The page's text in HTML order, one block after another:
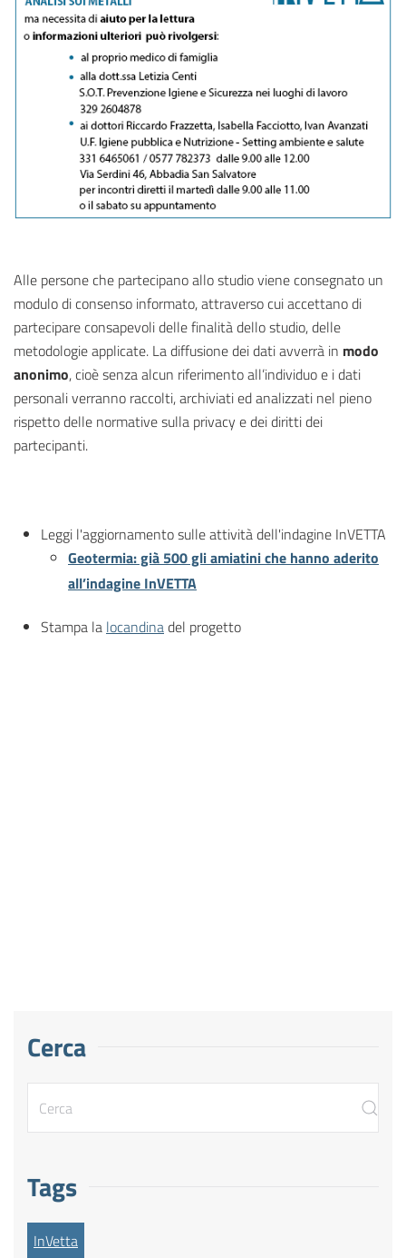
Alle persone che partecipano allo studio viene consegnato un
modulo di consenso informato, attraverso cui accettano di
partecipare consapevoli delle finalità dello studio, delle
metodologie applicate. La diffusione dei dati avverrà in modo
anonimo, cioè senza alcun riferimento all’individuo e i dati
personali verranno raccolti, archiviati ed analizzati nel pieno
rispetto delle normative sulla privacy e dei diritti dei
partecipanti.
Leggi l'aggiornamento sulle attività dell'indagine InVETTA
Geotermia: già 500 gli amiatini che hanno aderito
all’indagine InVETTA
Stampa la locandinadel progetto
Cerca
Tags
InVetta